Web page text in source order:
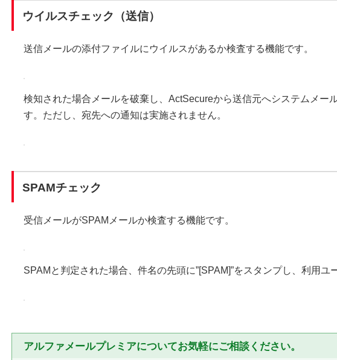
ウイルスチェック（送信）
送信メールの添付ファイルにウイルスがあるか検査する機能です。
検知された場合メールを破棄し、ActSecureから送信元へシステムメー
す。ただし、宛先への通知は実施されません。
SPAMチェック
受信メールがSPAMメールか検査する機能です。
SPAMと判定された場合、件名の先頭に”[SPAM]”をスタンプし、利用ユ
アルファメールプレミアについてお気軽にご相談ください。